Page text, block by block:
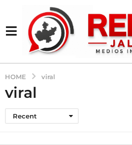
HOME viral
viral
Recent